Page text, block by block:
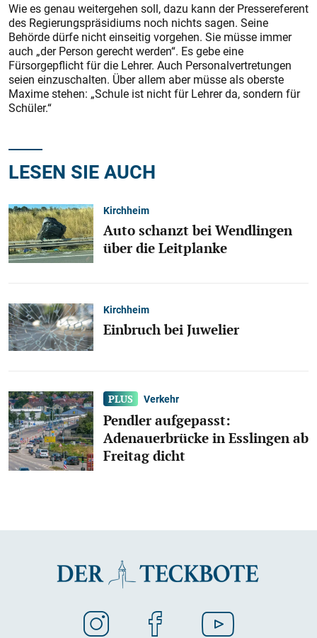
Wie es genau weitergehen soll, dazu kann der Pressereferent
des Regierungspräsidiums noch nichts sagen. Seine
Behörde dürfe nicht einseitig vorgehen. Sie müsse immer
auch „der Person gerecht werden“. Es gebe eine
Fürsorgepflicht für die Lehrer. Auch Personalvertretungen
seien einzuschalten. Über allem aber müsse als oberste
Maxime stehen: „Schule ist nicht für Lehrer da, sondern für
Schüler.“
LESEN SIE AUCH
Kirchheim
Auto schanzt bei Wendlingen
über die Leitplanke
Kirchheim
Einbruch bei Juwelier
Verkehr
Pendler aufgepasst:
Adenauerbrücke in Esslingen ab
Freitag dicht